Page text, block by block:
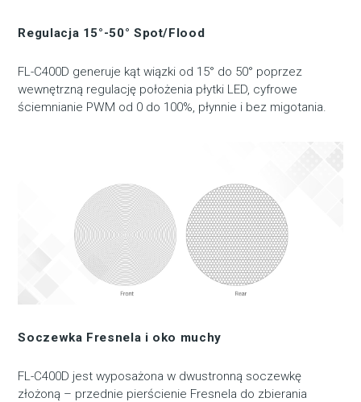
Regulacja 15°-50° Spot/Flood
FL-C400D generuje kąt wiązki od 15° do 50° poprzez
wewnętrzną regulację położenia płytki LED, cyfrowe
ściemnianie PWM od 0 do 100%, płynnie i bez migotania.
Soczewka Fresnela i oko muchy
FL-C400D jest wyposażona w dwustronną soczewkę
złożoną – przednie pierścienie Fresnela do zbierania